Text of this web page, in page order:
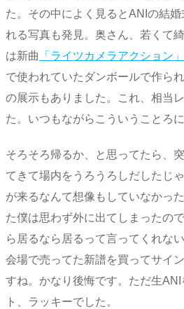
た。その中によく見るとANIの結
れる写真も発見。奥さん、若くて
は新曲
「ライツカメラアクション
で使われていたダンボールで作ら
の展示もありました。これ、相当
た。いつもながらこういうことろ
そろそろ帰るか、と思ってたら、
てきて場内をうろうろしだしたじ
が来るなんて想像もしていなかっ
た僕は思わず外に出てしまったの
ら居るなら居るって言ってくれな
会場で売ってた新譜を買ってサイ
すね。かなり後悔です。ただ生
ト、ラッキーでした。